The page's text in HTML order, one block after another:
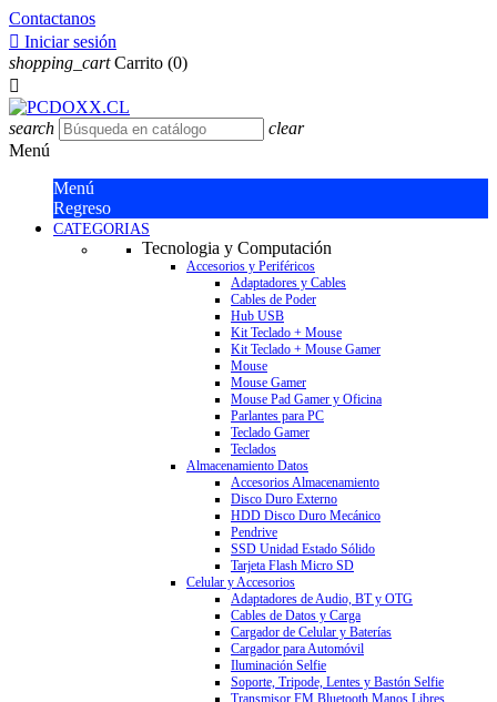
Contactanos
 Iniciar sesión
shopping_cart Carrito (0)

search
clear
Menú
Menú
Regreso
CATEGORIAS
Tecnologia y Computación
Accesorios y Periféricos
Adaptadores y Cables
Cables de Poder
Hub USB
Kit Teclado + Mouse
Kit Teclado + Mouse Gamer
Mouse
Mouse Gamer
Mouse Pad Gamer y Oficina
Parlantes para PC
Teclado Gamer
Teclados
Almacenamiento Datos
Accesorios Almacenamiento
Disco Duro Externo
HDD Disco Duro Mecánico
Pendrive
SSD Unidad Estado Sólido
Tarjeta Flash Micro SD
Celular y Accesorios
Adaptadores de Audio, BT y OTG
Cables de Datos y Carga
Cargador de Celular y Baterías
Cargador para Automóvil
Iluminación Selfie
Soporte, Tripode, Lentes y Bastón Selfie
Transmisor FM Bluetooth Manos Libres